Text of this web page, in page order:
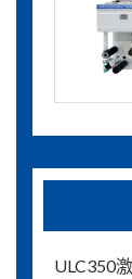
ULC350